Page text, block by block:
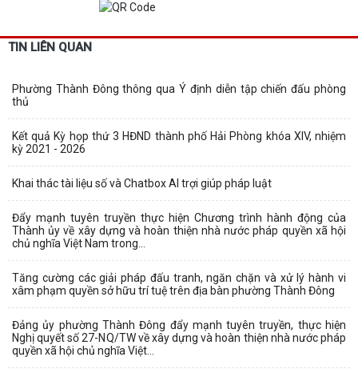
TIN LIÊN QUAN
Phường Thành Đông thông qua Ý định diễn tập chiến đấu phòng
thủ
Kết quả Kỳ họp thứ 3 HĐND thành phố Hải Phòng khóa XIV, nhiệm
kỳ 2021 - 2026
Khai thác tài liệu số và Chatbox AI trợi giúp pháp luật
Đẩy mạnh tuyên truyền thực hiện Chương trình hành động của
Thành ủy về xây dựng và hoàn thiện nhà nước pháp quyền xã hội
chủ nghĩa Việt Nam trong...
Tăng cường các giải pháp đấu tranh, ngăn chặn và xử lý hành vi
xâm phạm quyền sở hữu trí tuệ trên địa bàn phường Thành Đông
Đảng ủy phường Thành Đông đẩy mạnh tuyên truyền, thực hiện
Nghị quyết số 27-NQ/TW về xây dựng và hoàn thiện nhà nước pháp
quyền xã hội chủ nghĩa Việt...